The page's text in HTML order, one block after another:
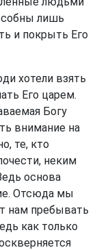
лишь
и покрыть Его
хотели взять
Его царем.
Богу
внимание на
те, кто
неким
основа
Отсюда мы
нам пребывать
как только